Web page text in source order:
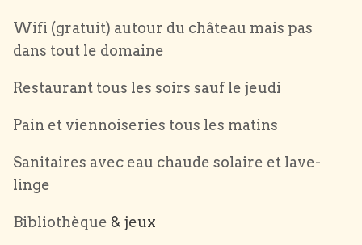
Wifi (gratuit) autour du château mais pas
dans tout le domaine
Restaurant tous les soirs sauf le jeudi
Pain et viennoiseries tous les matins
Sanitaires avec eau chaude solaire et lave-
linge
Bibliothèque & jeux